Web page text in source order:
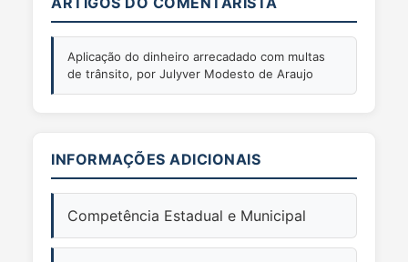
Aplicação do dinheiro arrecadado com multas
de trânsito, por Julyver Modesto de Araujo
INFORMAÇÕES ADICIONAIS
Competência Estadual e Municipal